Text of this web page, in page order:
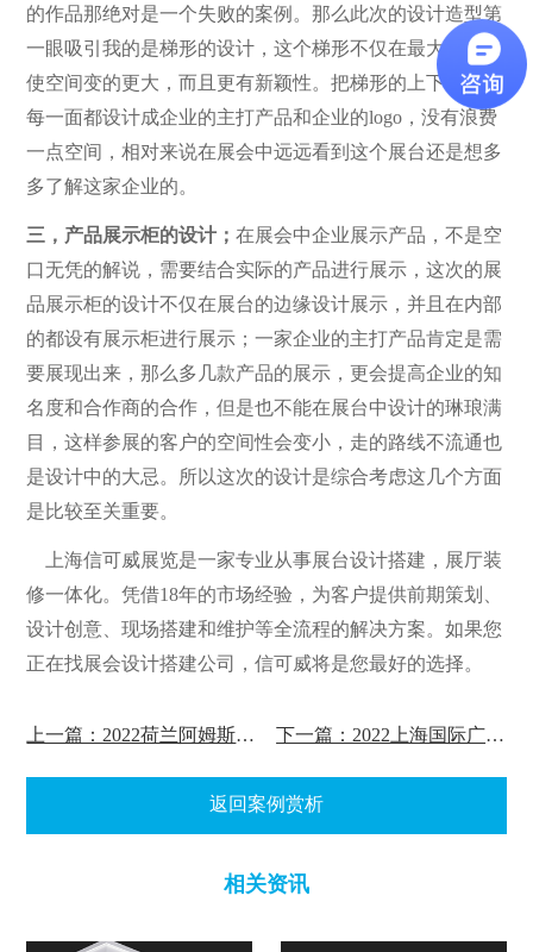
的作品那绝对是一个失败的案例。那么此次的设计造型第
一眼吸引我的是梯形的设计，这个梯形不仅在最大程度上
使空间变的更大，而且更有新颖性。把梯形的上下左右的
每一面都设计成企业的主打产品和企业的logo，没有浪费
一点空间，相对来说在展会中远远看到这个展台还是想多
多了解这家企业的。
三，产品展示柜的设计；在展会中企业展示产品，不是空
口无凭的解说，需要结合实际的产品进行展示，这次的展
品展示柜的设计不仅在展台的边缘设计展示，并且在内部
的都设有展示柜进行展示；一家企业的主打产品肯定是需
要展现出来，那么多几款产品的展示，更会提高企业的知
名度和合作商的合作，但是也不能在展台中设计的琳琅满
目，这样参展的客户的空间性会变小，走的路线不流通也
是设计中的大忌。所以这次的设计是综合考虑这几个方面
是比较至关重要。
上海信可威展览是一家专业从事展台设计搭建，展厅装
修一体化。凭借18年的市场经验，为客户提供前期策划、
设计创意、现场搭建和维护等全流程的解决方案。如果您
正在找展会设计搭建公司，信可威将是您最好的选择。
上一篇：2022荷兰阿姆斯特丹交通展览会案例赏析 下一篇：2022上海国际广告技术设备展览会案例赏析
返回案例赏析
相关资讯